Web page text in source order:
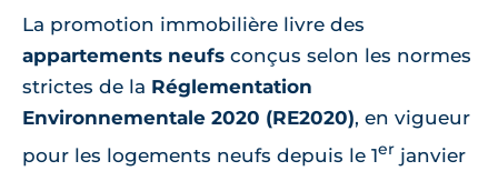
La promotion immobilière livre des
appartements neufs conçus selon les normes
strictes de la Réglementation
Environnementale 2020 (RE2020), en vigueur
pour les logements neufs depuis le 1er janvier